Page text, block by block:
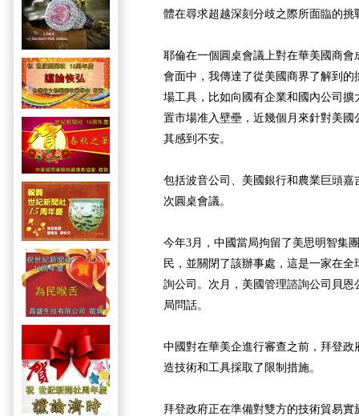
體在尋求超越深刻分歧之際所面臨的挑
耶倫在一個圓桌會議上對在華美國商
會面中，我傳達了從美國商界了解到
場工具，比如向國有企業和國內公司
置市場准入壁壘，近幾個月來針對美
其感到不安。
包括波音公司、美國銀行和農業巨頭
次圓桌會議。
今年3月，中國當局拘留了美思明智集
民，並關閉了該辦事處，這是一家在
詢公司。次月，美國管理諮詢公司貝
局問話。
中國對在華美企進行審查之前，拜登
造技術和工具採取了限制措施。
拜登政府正在準備對雙方的技術貿易